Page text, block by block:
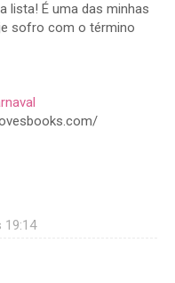
lista! É uma das minhas
sofro com o término
19:14